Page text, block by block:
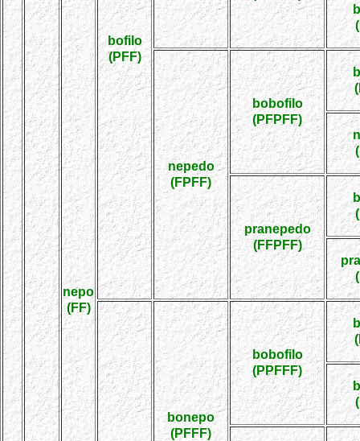
nepo
(FF)
bofilo
(PFF)
nepedo
(FPFF)
bobofilo
(PFPFF)
pranepedo
(FFPFF)
bonepo
(PFFF)
bobofilo
(PPFFF)